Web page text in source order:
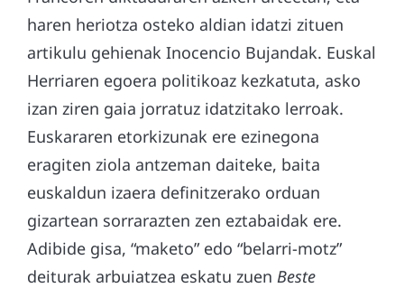
haren heriotza osteko aldian idatzi zituen
artikulu gehienak Inocencio Bujandak. Euskal
Herriaren egoera politikoaz kezkatuta, asko
izan ziren gaia jorratuz idatzitako lerroak.
Euskararen etorkizunak ere ezinegona
eragiten ziola antzeman daiteke, baita
euskaldun izaera definitzerako orduan
gizartean sorrarazten zen eztabaidak ere.
Adibide gisa, “maketo” edo “belarri-motz”
deiturak arbuiatzea eskatu zuen Beste